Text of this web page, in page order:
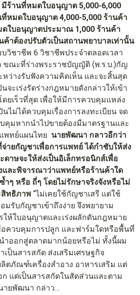
ร้านที่หมดใบอนุญาต 5,000-6,000
หมดใบอนุญาต 4,000-5,000 ร้านค้า
ดใบอนุญาตประมาณ 1,000 ร้านค้า
ค้าต้องปรับตัวเป็นสถานพยาบาลเท่านั้น
วิชาชีพ 6 วิชาชีพประจำตลอดเวลา
ขณะที่ร่างพระราชบัญญัติ (พ.ร.บ.)กัญ
ว่างรับฟังความคิดเห็น และจะสิ้นสุด
จะเร่งรัดร่างกฎหมายดังกล่าวให้เข้า
ยเร็วที่สุด เพื่อให้มีการควบคุมแหล่ง
ไม่ได้ควบคุมเรื่องการลงทะเบียน จด
คุมหากนำไปขายต้องมีมาตรฐานและ
พทย์แผนไทย นายพัฒนา กลาวอีกว่า
ายกัญชาเพื่อการแพทย์ ได้กำชับให้ส่ง
ดาษจะให้ส่งเป็นอิเล็กทรอนิกส์เพื่อ
และพิจารณาว่าแพทย์หรือร้านค้าใด
ๆ หรือ ถี่ๆ โดยไม่รักษาจริงจังหรือไม่
สิทธิภาพ “ไม่เคยใช้กัญชาเสรี แต่ใช้
มรับกัญชาเข้าถึงง่าย จึงพยายาม
ห้ใบอนุญาตและเร่งผลักดันกฎหมาย
ควบคุมการปลูก และฟาร์มใดหรือพื้นที่
ำออกสู่ตลาดมากน้อยหรือไม่ ทั้งนี้ผม
ป็นสารสกัด ส่งเสริมเศรษฐกิจ
ตภัณฑ์เครื่องสำอาง อาหารเสริม แต่
แต่เป็นสารสกัดในสัดส่วนและตาม
ายพัฒนา กล่าว…